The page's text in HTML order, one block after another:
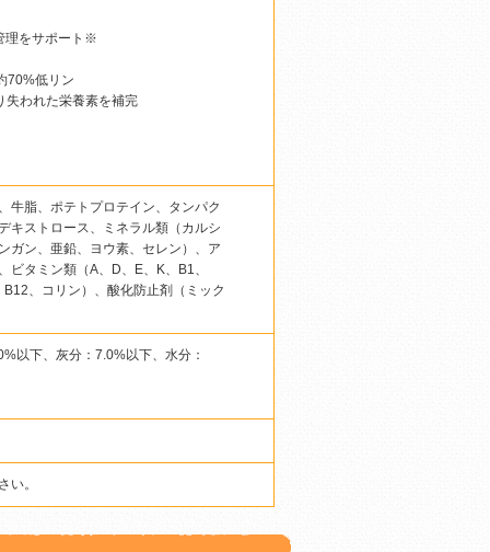
理をサポート※
70%低リン
失われた栄養素を補完
牛脂、ポテトプロテイン、タンパク
キストロース、ミネラル類（カルシ
ガン、亜鉛、ヨウ素、セレン）、ア
タミン類（A、D、E、K、B1、
、コリン）、酸化防止剤（ミック
以下、灰分：7.0%以下、水分：
い。